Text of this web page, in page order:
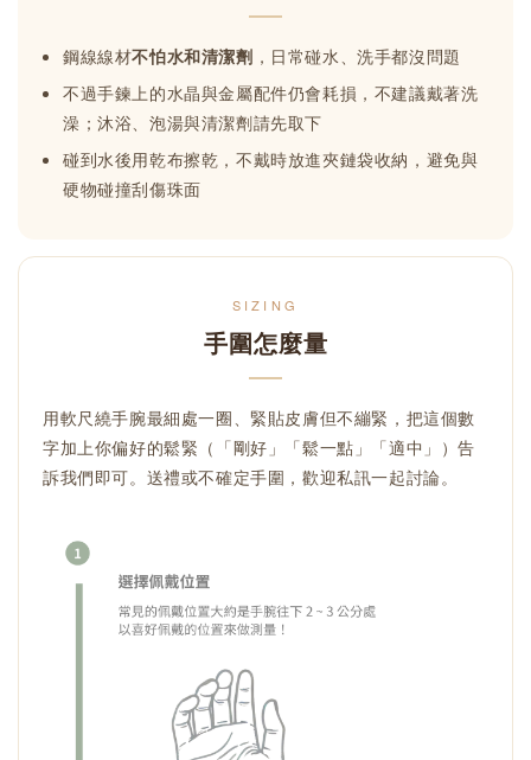
鋼線線材不怕水和清潔劑 ，日常碰水、洗手都沒問題
不過手鍊上的水晶與金屬配件仍會耗損，不建議戴著洗
澡；沐浴、泡湯與清潔劑請先取下
碰到水後用乾布擦乾，不戴時放進夾鏈袋收納，避免與
硬物碰撞刮傷珠面
SIZING
手圍怎麼量
用軟尺繞手腕最細處一圈、緊貼皮膚但不繃緊，把這個數
字加上你偏好的鬆緊（「剛好」「鬆一點」「適中」）告
訴我們即可。送禮或不確定手圍，歡迎私訊一起討論。